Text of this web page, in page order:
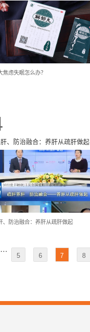
焦虑失眠怎么办？
、防治融合：养肝从疏肝做起
、防治融合：养肝从疏肝做起
···
5 6 7 8